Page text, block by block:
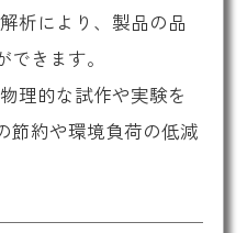
析により、製品の品
きます。
物理的な試作や実験を
節約や環境負荷の低減